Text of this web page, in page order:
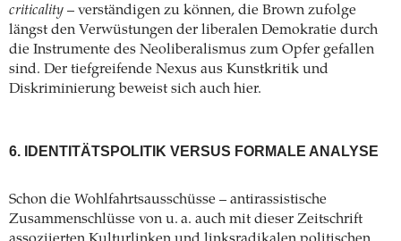
criticality – verständigen zu können, die Brown zufolge
längst den Verwüstungen der liberalen Demokratie durch
die Instrumente des Neoliberalismus zum Opfer gefallen
sind. Der tiefgreifende Nexus aus Kunstkritik und
Diskriminierung beweist sich auch hier.
6. IDENTITÄTSPOLITIK VERSUS FORMALE ANALYSE
Schon die Wohlfahrtsausschüsse – antirassistische
Zusammenschlüsse von u. a. auch mit dieser Zeitschrift